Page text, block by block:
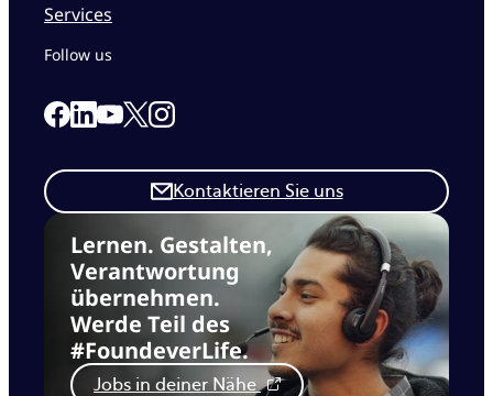
Services
Lernen. Gestalten,
Verantwortung
übernehmen.
Werde Teil des
#FoundeverLife.
Jobs in deiner Nähe
Kontaktieren Sie uns
Follow us
Link to our Facebook page
Link to our Linkedin page
Link to our Youtube page
Link to our X page
Link to our Instagram page